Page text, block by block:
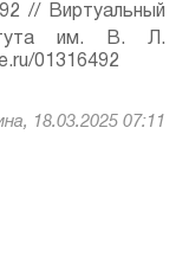
// Виртуальный
им. В. Л.
01316492
18.03.2025 07:11